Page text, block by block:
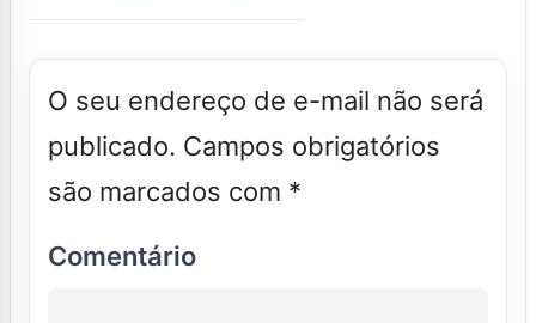
O seu endereço de e-mail não será
publicado. Campos obrigatórios
são marcados com *
Comentário